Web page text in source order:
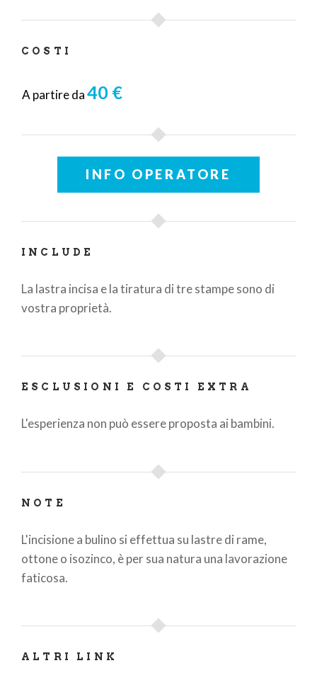
COSTI
A partire da40 €
INFO OPERATORE
INCLUDE
La lastra incisa e la tiratura di tre stampe sono di
vostra proprietà.
ESCLUSIONI E COSTI EXTRA
L'esperienza non può essere proposta ai bambini.
NOTE
L'incisione a bulino si effettua su lastre di rame,
ottone o isozinco, è per sua natura una lavorazione
faticosa.
ALTRI LINK